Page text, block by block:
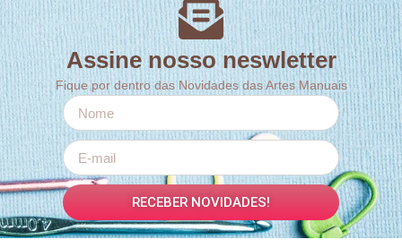
Assine nosso neswletter
Fique por dentro das Novidades das Artes Manuais
RECEBER NOVIDADES!